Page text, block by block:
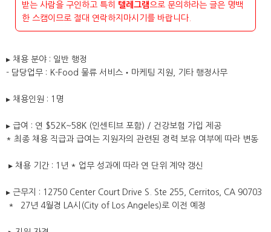
받는 사람을 구인하고 특히 텔레그램으로 문의하라는 글은 명백
한 스캠이므로 절대 연락하지마시기를 바랍니다.
▸ 채용 분야 : 일반 행정
- 담당업무 : K-Food 물류 서비스‧마케팅 지원, 기타 행정사무
▸ 채용인원 : 1명
▸ 급여 : 연 $52K~58K (인센티브 포함) / 건강보험 가입 제공
* 최종 채용 직급과 급여는 지원자의 관련된 경력 보유 여부에 따라 변동
▸ 채용 기간 : 1년 * 업무 성과에 따라 연 단위 계약 갱신
▸ 근무지 : 12750 Center Court Drive S. Ste 255, Cerritos, CA 90703
* `27년 4월경 LA시(City of Los Angeles)로 이전 예정